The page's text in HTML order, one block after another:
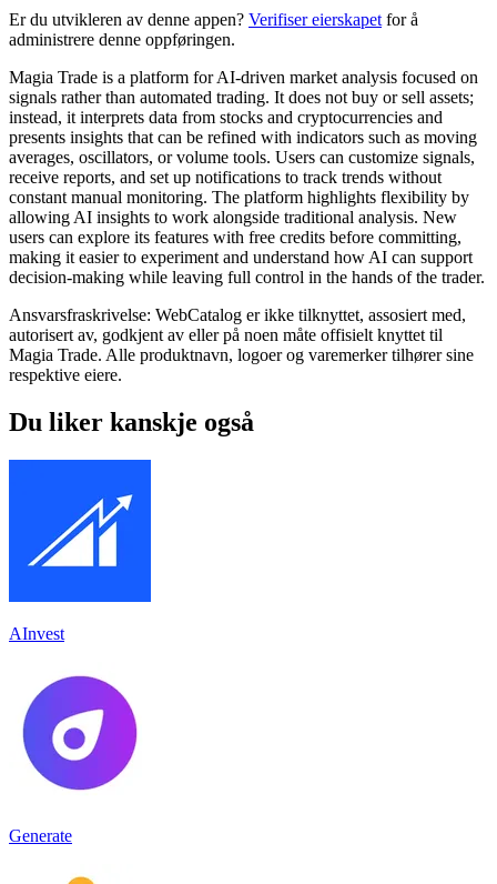
Er du utvikleren av denne appen? Verifiser eierskapet for å
administrere denne oppføringen.
Magia Trade is a platform for AI-driven market analysis focused on
signals rather than automated trading. It does not buy or sell assets;
instead, it interprets data from stocks and cryptocurrencies and
presents insights that can be refined with indicators such as moving
averages, oscillators, or volume tools. Users can customize signals,
receive reports, and set up notifications to track trends without
constant manual monitoring. The platform highlights flexibility by
allowing AI insights to work alongside traditional analysis. New
users can explore its features with free credits before committing,
making it easier to experiment and understand how AI can support
decision-making while leaving full control in the hands of the trader.
Ansvarsfraskrivelse: WebCatalog er ikke tilknyttet, assosiert med,
autorisert av, godkjent av eller på noen måte offisielt knyttet til
Magia Trade. Alle produktnavn, logoer og varemerker tilhører sine
respektive eiere.
Du liker kanskje også
AInvest
Generate